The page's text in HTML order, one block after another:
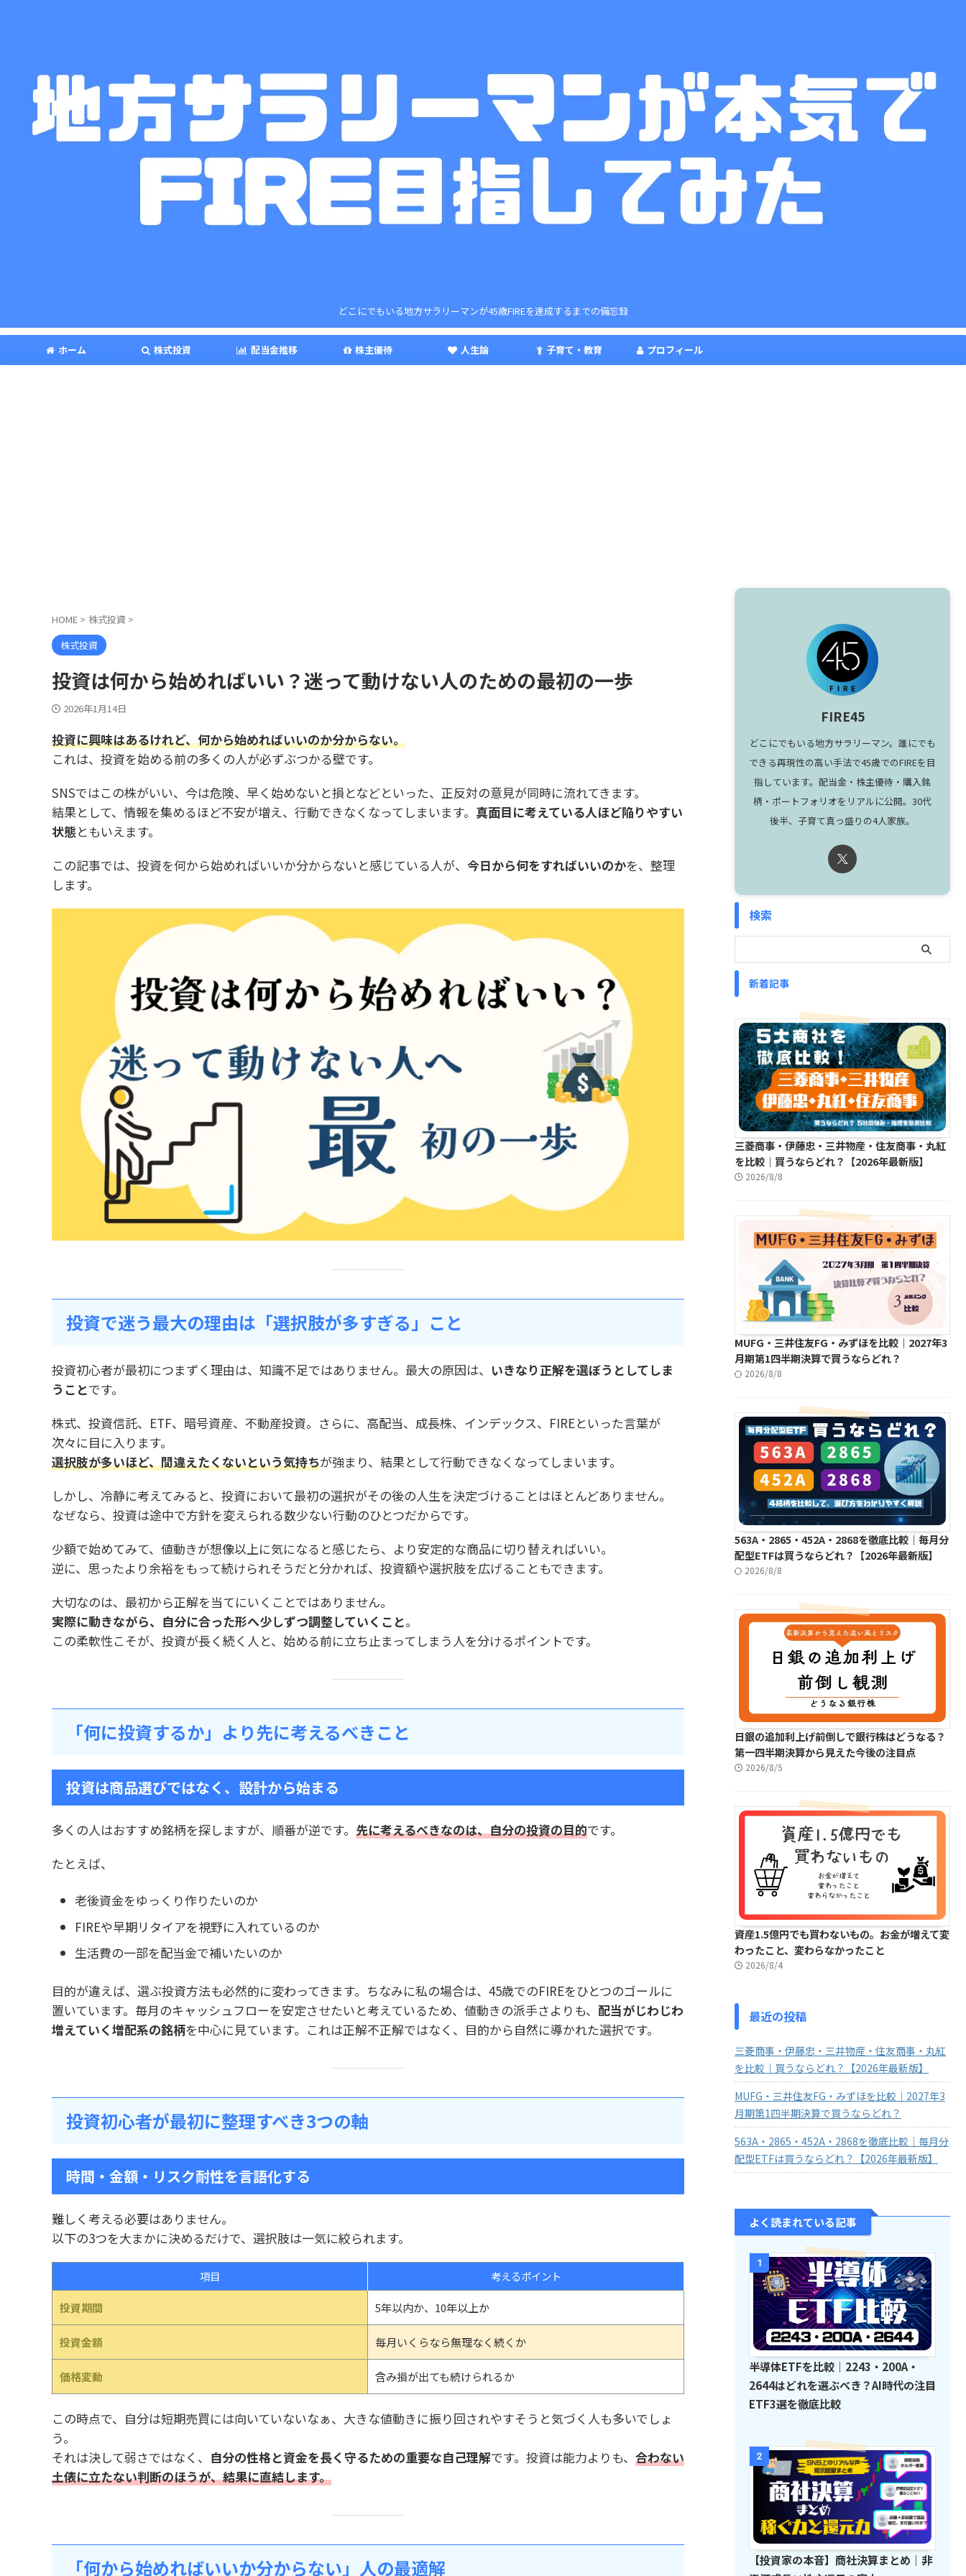
どこにでもいる地方サラリーマンが45歳FIREを達成するまでの備忘録
ホーム 株式投資 配当金推移 株主優待 人生論 子育て・教育 プロフィール
HOME > 株式投資 >
株式投資
投資は何から始めればいい？迷って動けない人のための最初の一歩
2026年1月14日
投資に興味はあるけれど、何から始めればいいのか分からない。
これは、投資を始める前の多くの人が必ずぶつかる壁です。
SNSではこの株がいい、今は危険、早く始めないと損となどといった、正反対の意見が同時に流れてきます。
結果として、情報を集めるほど不安が増え、行動できなくなってしまいます。 真面目に考えている人ほど陥りやすい
状態ともいえます。
この記事では、投資を何から始めればいいか分からないと感じている人が、 今日から何をすればいいのかを、整理
します。
投資で迷う最大の理由は「選択肢が多すぎる」こと
投資初心者が最初につまずく理由は、知識不足ではありません。最大の原因は、 いきなり正解を選ぼうとしてしま
うことです。
株式、投資信託、ETF、暗号資産、不動産投資。さらに、高配当、成長株、インデックス、FIREといった言葉が
次々に目に入ります。
選択肢が多いほど、間違えたくないという気持ちが強まり、結果として行動できなくなってしまいます。
しかし、冷静に考えてみると、投資において最初の選択がその後の人生を決定づけることはほとんどありません。
なぜなら、投資は途中で方針を変えられる数少ない行動のひとつだからです。
少額で始めてみて、値動きが想像以上に気になると感じたら、より安定的な商品に切り替えればいい。
逆に、思ったより余裕をもって続けられそうだと分かれば、投資額や選択肢を広げることもできます。
大切なのは、最初から正解を当てにいくことではありません。
実際に動きながら、自分に合った形へ少しずつ調整していくこと。
この柔軟性こそが、投資が長く続く人と、始める前に立ち止まってしまう人を分けるポイントです。
「何に投資するか」より先に考えるべきこと
投資は商品選びではなく、設計から始まる
多くの人はおすすめ銘柄を探しますが、順番が逆です。 先に考えるべきなのは、自分の投資の目的です。
たとえば、
老後資金をゆっくり作りたいのか
FIREや早期リタイアを視野に入れているのか
生活費の一部を配当金で補いたいのか
目的が違えば、選ぶ投資方法も必然的に変わってきます。ちなみに私の場合は、45歳でのFIREをひとつのゴールに
置いています。毎月のキャッシュフローを安定させたいと考えているため、値動きの派手さよりも、 配当がじわじわ
増えていく増配系の銘柄を中心に見ています。これは正解不正解ではなく、目的から自然に導かれた選択です。
投資初心者が最初に整理すべき3つの軸
時間・金額・リスク耐性を言語化する
難しく考える必要はありません。
以下の3つを大まかに決めるだけで、選択肢は一気に絞られます。
項目 考えるポイント
投資期間 5年以内か、10年以上か
投資金額 毎月いくらなら無理なく続くか
価格変動 含み損が出ても続けられるか
この時点で、自分は短期売買には向いていないなぁ、大きな値動きに振り回されやすそうと気づく人も多いでしょ
う。
それは決して弱さではなく、 自分の性格と資金を長く守るための重要な自己理解です。投資は能力よりも、 合わない
土俵に立たない判断のほうが、結果に直結します。
「何から始めればいいか分からない」人の最適解
FIRE45
どこにでもいる地方サラリーマン。誰にでも
できる再現性の高い手法で45歳でのFIREを目
指しています。配当金・株主優待・購入銘
柄・ポートフォリオをリアルに公開。30代
後半、子育て真っ盛りの4人家族。
検索
新着記事
三菱商事・伊藤忠・三井物産・住友商事・丸紅
を比較｜買うならどれ？【2026年最新版】
2026/8/8
MUFG・三井住友FG・みずほを比較｜2027年3
月期第1四半期決算で買うならどれ？
2026/8/8
563A・2865・452A・2868を徹底比較｜毎月分
配型ETFは買うならどれ？【2026年最新版】
2026/8/8
日銀の追加利上げ前倒しで銀行株はどうなる？
第一四半期決算から見えた今後の注目点
2026/8/5
資産1.5億円でも買わないもの。お金が増えて変
わったこと、変わらなかったこと
2026/8/4
最近の投稿
三菱商事・伊藤忠・三井物産・住友商事・丸紅
を比較｜買うならどれ？【2026年最新版】
MUFG・三井住友FG・みずほを比較｜2027年3
月期第1四半期決算で買うならどれ？
563A・2865・452A・2868を徹底比較｜毎月分
配型ETFは買うならどれ？【2026年最新版】
よく読まれている記事
1
半導体ETFを比較｜2243・200A・
2644はどれを選ぶべき？AI時代の注目
ETF3選を徹底比較
2
【投資家の本音】商社決算まとめ｜非